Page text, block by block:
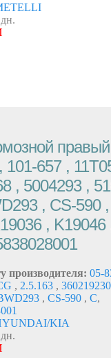
101-657 ,
, 5004293 ,
, CS-590
, K19046
производителя: 05-
, 2.5.163 ,
, CS-590 , C,
KIA